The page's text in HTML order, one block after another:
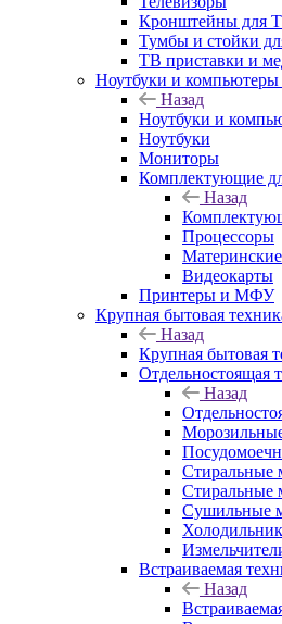
Кронштейны для
Тумбы и стойки
ТВ приставки и
Ноутбуки и компьютеры
Назад
Ноутбуки и
Ноутбуки
Мониторы
Комплектующие
Назад
Процессоры
Видеокарты
Принтеры и МФУ
Крупная бытовая
Назад
Крупная бытовая
Отдельностоящая
Назад
Стиральные
Сушильные
Встраиваемая
Назад